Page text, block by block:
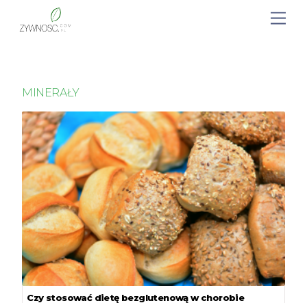
MINERAŁY
Czy stosować dietę bezglutenową w chorobie